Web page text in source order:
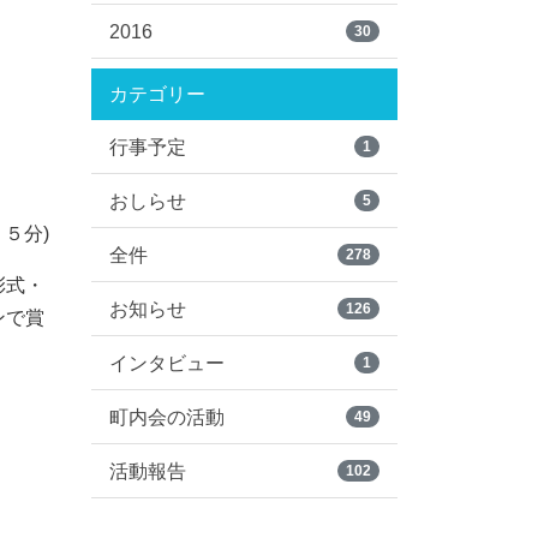
５分)
・
で賞
2016 30
カテゴリー
行事予定 1
おしらせ 5
全件 278
お知らせ 126
インタビュー 1
町内会の活動 49
活動報告 102